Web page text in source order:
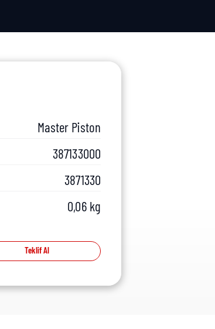
Master Piston
387133000
3871330
0,06 kg
Teklif Al